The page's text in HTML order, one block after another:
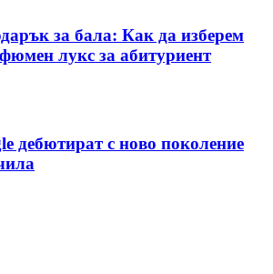
за бала: Как да изберем
лукс за абитуриент
дебютират с ново поколение